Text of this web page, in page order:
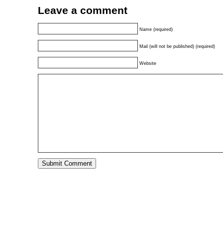
Leave a comment
Name (required)
Mail (will not be published) (required)
Website